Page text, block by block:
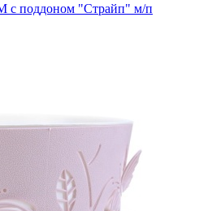
с поддоном "Страйп" м/п